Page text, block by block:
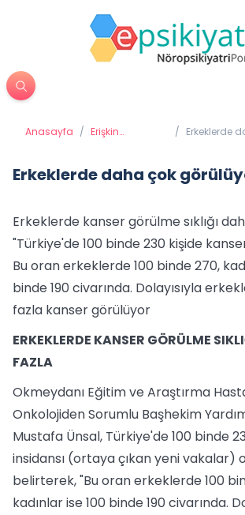
Anasayfa / Erişkin
/ Erkeklerde
Erkeklerde daha çok
Erkeklerde kanser görülme sıklığı
"Türkiye'de 100 binde 230 kişide
Bu oran erkeklerde 100 binde 270,
binde 190 civarında. Dolayısıyla
fazla kanser görülüyor
ERKEKLERDE KANSER GÖRÜLME
FAZLA
Okmeydanı Eğitim ve Araştırma
Onkolojiden Sorumlu Başhekim
Mustafa Ünsal, Türkiye'de 100 binde
insidansı (ortaya çıkan yeni vakalar)
belirterek, "Bu oran erkeklerde 100
kadınlar ise 100 binde 190 civarında.